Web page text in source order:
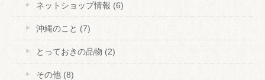
ネットショップ情報 (6)
沖縄のこと (7)
とっておきの品物 (2)
その他 (8)